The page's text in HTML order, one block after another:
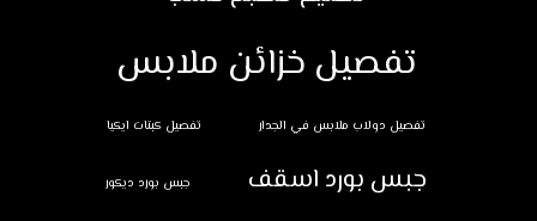
تفصيل خزائن ملابس
تفصيل دولاب ملابس في الجدار تفصيل كبتات ايكيا
جبس بورد اسقف جبس بورد ديكور